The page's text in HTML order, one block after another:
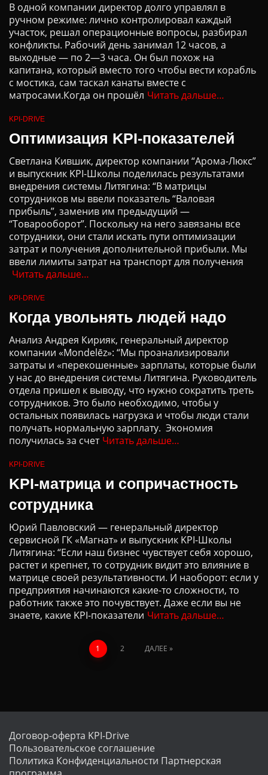
В одной компании директор долго управлял в
ручном режиме: лично контролировал каждый
участок, решал операционные вопросы, разбирал
конфликты. Рабочий день занимал 12 часов, а
выходные — по 2—3 часа. Он был похож на
капитана, который вместо того чтобы вести корабль
с мостика, сам таскал канаты вместе с
матросами.Когда он прошёл Читать дальше…
KPI-DRIVE
Оптимизация KPI-показателей
Светлана Кившик, директор компании “Арома-Люкс”
и выпускник KPI-Школы поделилась результатами
внедрения системы Литягина: “В матрицы
сотрудников мы ввели показатель “Валовая
прибыль”, заменив им предыдущий —
“Товарооборот”. Поскольку на него завязаны все
сотрудники, они стали искать пути оптимизации
затрат и получения дополнительной прибыли. Мы
ввели лимиты затрат на транспорт для получения
Читать дальше…
KPI-DRIVE
Когда увольнять людей надо
Анализ Андрея Кирияк, генеральный директор
компании «Mondelēz»: “Мы проанализировали
затраты и «перекошенные» зарплаты, которые были
у нас до внедрения системы Литягина. Руководитель
отдела пришел к выводу, что нужно сократить треть
сотрудников. Это было необходимо, чтобы у
остальных появилась нагрузка и чтобы люди стали
получать нормальную зарплату. Экономия
получилась за счет Читать дальше…
KPI-DRIVE
KPI-матрица и сопричастность
сотрудника
Юрий Павловский — генеральный директор
сервисной ГК «Магнат» и выпускник KPI-Школы
Литягина: “Если наш бизнес чувствует себя хорошо,
растет и крепнет, то сотрудник видит это влияние в
матрице своей результативности. И наоборот: если у
предприятия начинаются какие-то сложности, то
работник также это почувствует. Даже если вы не
знаете, какие KPI-показатели Читать дальше…
1 2 ДАЛЕЕ
Договор-оферта KPI-Drive
Пользовательское соглашение
Политика Конфиденциальности Партнерская